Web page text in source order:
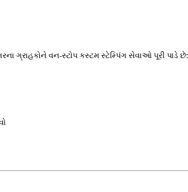
ગ્રાહકોને વન-સ્ટોપ કસ્ટમ સ્ટેમ્પિંગ સેવાઓ પૂરી પાડે છે: